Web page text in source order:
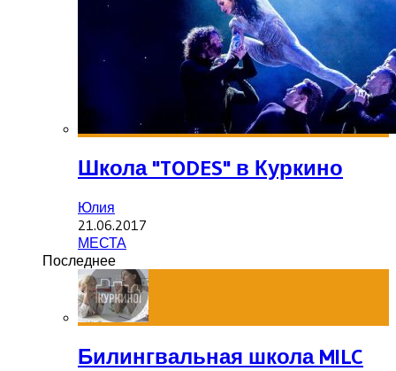
Школа "TODES" в Куркино
Юлия
21.06.2017
МЕСТА
Последнее
Билингвальная школа MILC